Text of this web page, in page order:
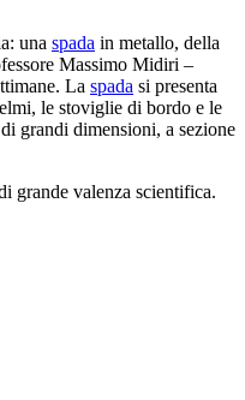
una spada in metallo, della
Massimo Midiri –
La spada si presenta
le stoviglie di bordo e le
grandi dimensioni, a sezione
grande valenza scientifica.